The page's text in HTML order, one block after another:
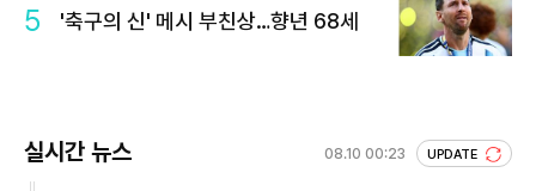
5 '축구의 신' 메시 부친상…향년 68세
실시간 뉴스 08.10 00:23 UPDATE